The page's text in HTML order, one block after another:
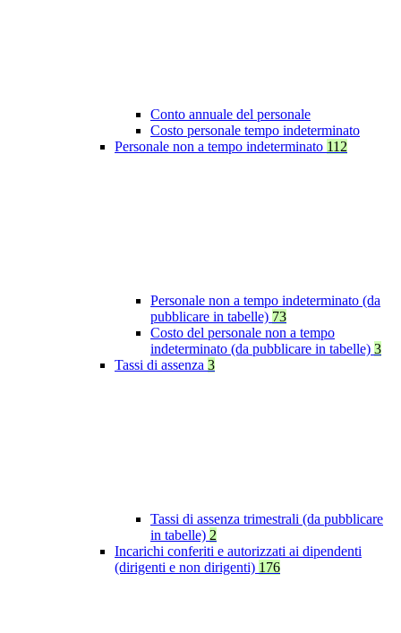
Conto annuale del personale
Costo personale tempo indeterminato
Personale non a tempo indeterminato 112
Personale non a tempo indeterminato (da
pubblicare in tabelle) 73
Costo del personale non a tempo
indeterminato (da pubblicare in tabelle) 3
Tassi di assenza 3
Tassi di assenza trimestrali (da pubblicare
in tabelle) 2
Incarichi conferiti e autorizzati ai dipendenti
(dirigenti e non dirigenti) 176